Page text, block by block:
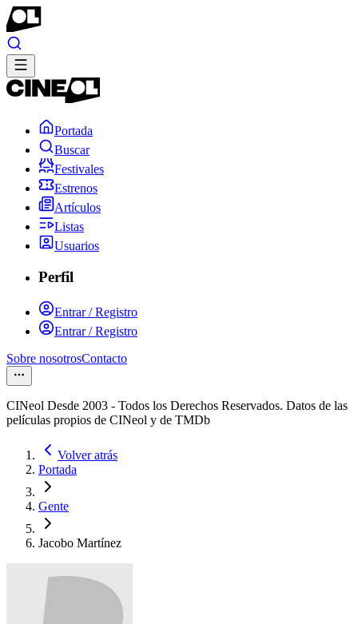
Portada
Buscar
Festivales
Estrenos
Artículos
Listas
Usuarios
Perfil
Entrar / Registro
Entrar / Registro
Sobre nosotrosContacto
CINeol Desde 2003 - Todos los Derechos Reservados. Datos de las
películas propios de CINeol y de TMDb
Volver atrás
Portada
Gente
Jacobo Martínez